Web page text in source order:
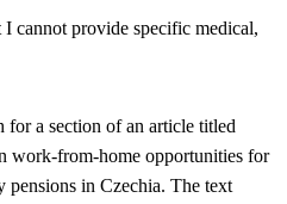
cannot provide specific medical,
for a section of an article titled
work-from-home opportunities for
in Czechia. The text